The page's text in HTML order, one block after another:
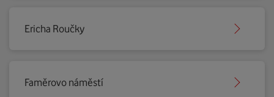
Ericha Roučky
Faměrovo náměstí